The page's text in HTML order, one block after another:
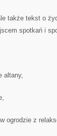
także tekst o
spotkań i
altany,
ogrodzie z